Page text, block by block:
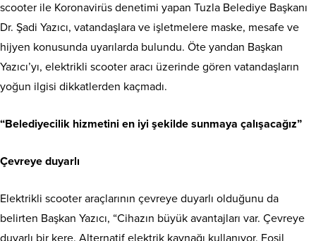
scooter ile Koronavirüs denetimi yapan Tuzla Belediye Başkanı
Dr. Şadi Yazıcı, vatandaşlara ve işletmelere maske, mesafe ve
hijyen konusunda uyarılarda bulundu. Öte yandan Başkan
Yazıcı’yı, elektrikli scooter aracı üzerinde gören vatandaşların
yoğun ilgisi dikkatlerden kaçmadı.
“Belediyecilik hizmetini en iyi şekilde sunmaya çalışacağız”
Çevreye duyarlı
Elektrikli scooter araçlarının çevreye duyarlı olduğunu da
belirten Başkan Yazıcı, “Cihazın büyük avantajları var. Çevreye